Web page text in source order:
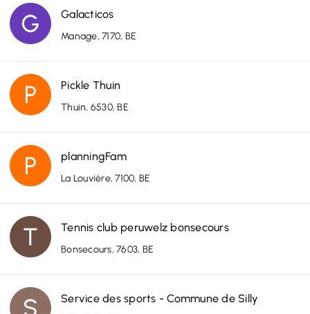
Galacticos
Manage, 7170, BE
Pickle Thuin
Thuin, 6530, BE
planningFam
La Louvière, 7100, BE
Tennis club peruwelz bonsecours
Bonsecours, 7603, BE
Service des sports - Commune de Silly